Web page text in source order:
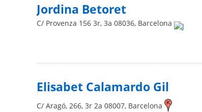
Jordina Betoret
C/ Provenza 156 3r, 3a 08036, Barcelona
Elisabet Calamardo Gil
C/ Aragó, 266, 3r 2a 08007, Barcelona